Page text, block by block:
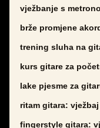
vježbanje s
brže promjene
trening sluha na
kurs gitare za
lake pjesme za
ritam gitara:
fingerstyle gitara: